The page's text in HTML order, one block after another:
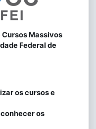
Massivos
Federal de
os cursos e
os